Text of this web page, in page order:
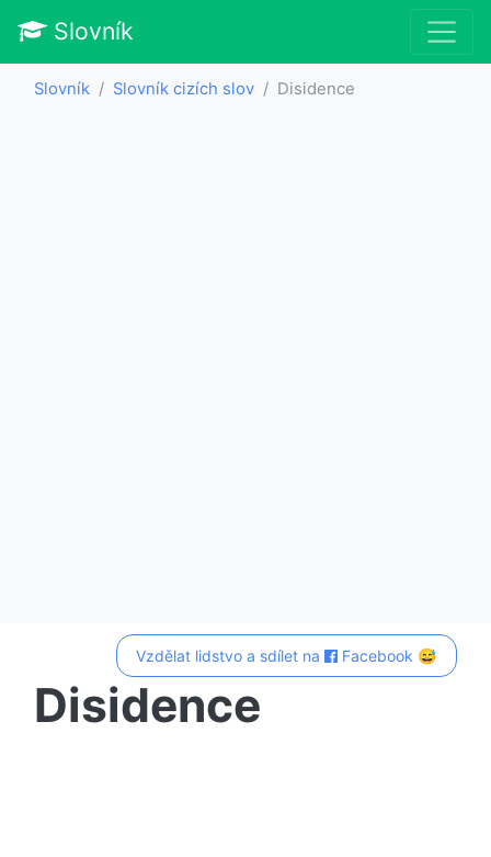
Slovník
Slovník Slovník cizích slov Disidence
Vzdělat lidstvo a sdílet na Facebook 😅
Disidence